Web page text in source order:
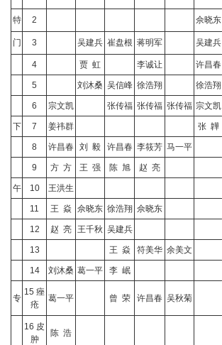
特 2 佘晓东
门 3 吴建兵 崔盘根 蒋明军 吴建兵
4 贾 虹 李诚让 许昌春
5 刘沐桑 吴信峰 徐浩翔 徐浩翔
6 宗文凯 张传福 张传福 张传福 宗文凯
下 7 姜祎群 张 韡
8 许昌春 刘 毅 许昌春 李筱芳 马一平
9 方 方 王 强 陈 旭 赵 亮
午 10 王洪生
11 王 焱 佘晓东 徐浩翔 佘晓东
12 赵 亮 王千秋 吴建兵
13 王 焱 符美华 余美文
14 刘沐桑 葛一平 李 岷
专
15 痤
疮
葛一平 曾 荣 许昌春 吴秋菊
16 皮
肿
陈 浩